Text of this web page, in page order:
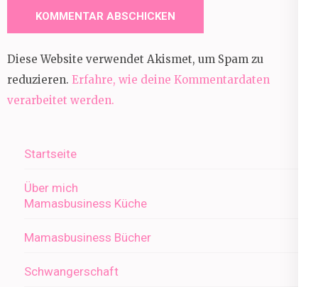
Diese Website verwendet Akismet, um Spam zu
reduzieren. Erfahre, wie deine Kommentardaten
verarbeitet werden.
Startseite
Über mich
Mamasbusiness Küche
Mamasbusiness Bücher
Schwangerschaft